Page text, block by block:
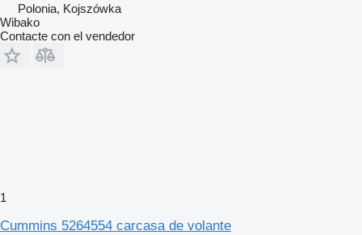
Polonia, Kojszówka
Wibako
Contacte con el vendedor
1
Cummins 5264554 carcasa de volante